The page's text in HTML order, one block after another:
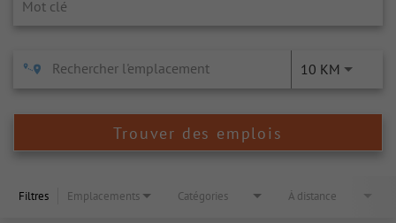
10 KM
Trouver des emplois
Filtres Emplacements Catégories À distance